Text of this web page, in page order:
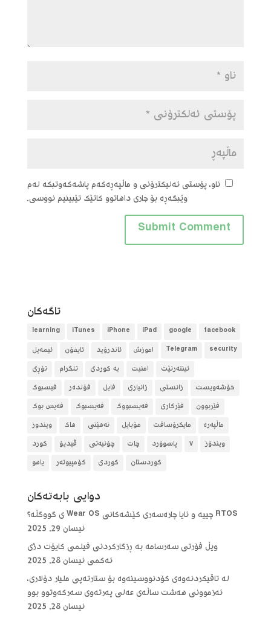
ناو، پۆستی ئەلیکترۆنی و ماڵپەڕەکەم پاشەکەوتبکە لەم
وێبگەڕە بۆ جاری داهاتوو کاتێک تێبینیم نووسی.
تاگه‌كان
facebook
google
iPad
iPhone
iTunes
learning
security
Telegram آموزش ئاندرۆید ئایفۆن
ئیمەیل
ئینتەرنێت
امنیت بە کوردی تلگرام
تۆڕی
خۆشەویست
زانستی زانیاری فایل فۆلده‌ر
فیسبوک
فێربوون
فێرکاری فەیسبووک فەیسبوک
فەیس بوک
ماڵپەرە
مایکرۆسافت مۆبایل نەهێنی هاک
ویندوز
ویندۆز
٧ پاسوۆرد چات چۆنیەتی ڤیدیۆ
کورد
کوردستان
کوردی کۆمپیوتەر یاهو
دوایی بابه‌ته‌كان
RTOS چییە و ئایا چارەسەری کێشەکانی Wear OS ی گووگڵە؟
نیسان 29, 2025
ویڵ فۆرتی سەرسامە بە ڕزگارکردنی فیلمی کایۆت دژی
ئەکمی نیسان 28, 2025
لە تاقیکردنەوەی کۆدنووسینەوە بۆ ستارتەپی ملیار دۆلاری،
ئەزموونی هەشت ساڵەی عەلی پەرتەوی سەرکەوتوو بوو
نیسان 28, 2025